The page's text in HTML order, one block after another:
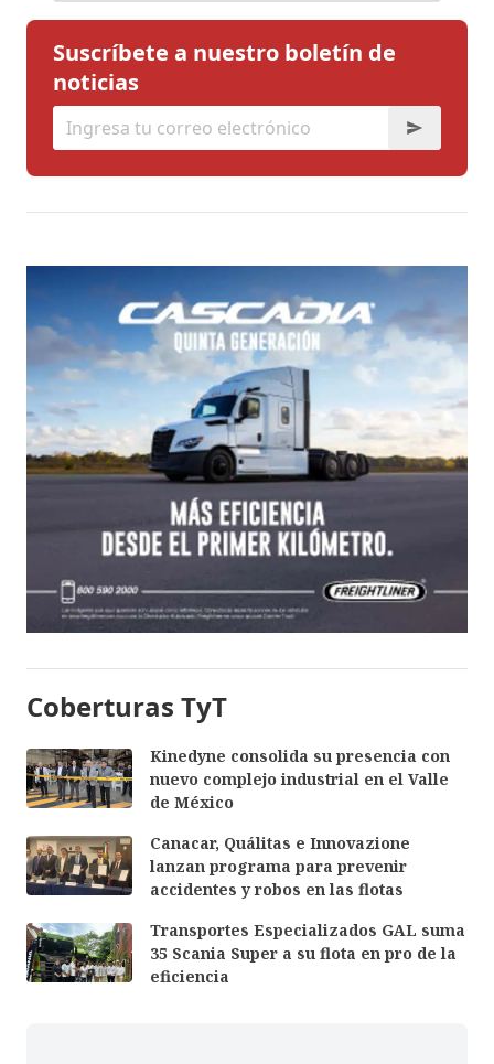
Suscríbete a nuestro boletín de
noticias
Coberturas TyT
Kinedyne consolida su presencia con
nuevo complejo industrial en el Valle
de México
Canacar, Quálitas e Innovazione
lanzan programa para prevenir
accidentes y robos en las flotas
Transportes Especializados GAL suma
35 Scania Super a su flota en pro de la
eficiencia